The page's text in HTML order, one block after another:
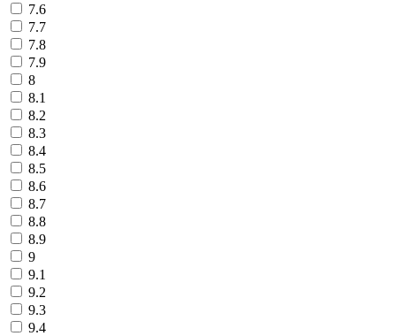
7.6
7.7
7.8
7.9
8
8.1
8.2
8.3
8.4
8.5
8.6
8.7
8.8
8.9
9
9.1
9.2
9.3
9.4